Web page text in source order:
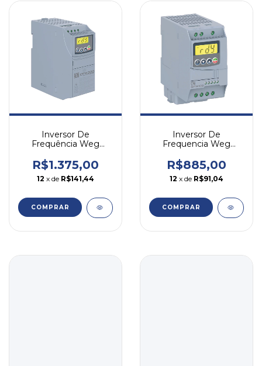
Inversor De
Frequência Weg
Monofásico
R$1.375,00
12 x de R$141,44
COMPRAR
Inversor De
Frequencia Weg
220v Monofásico
R$885,00
12 x de R$91,04
COMPRAR